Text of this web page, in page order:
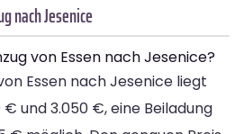
nach Jesenice
von Essen nach Jesenice?
Essen nach Jesenice liegt
€ und 3.050 €, eine Beiladung